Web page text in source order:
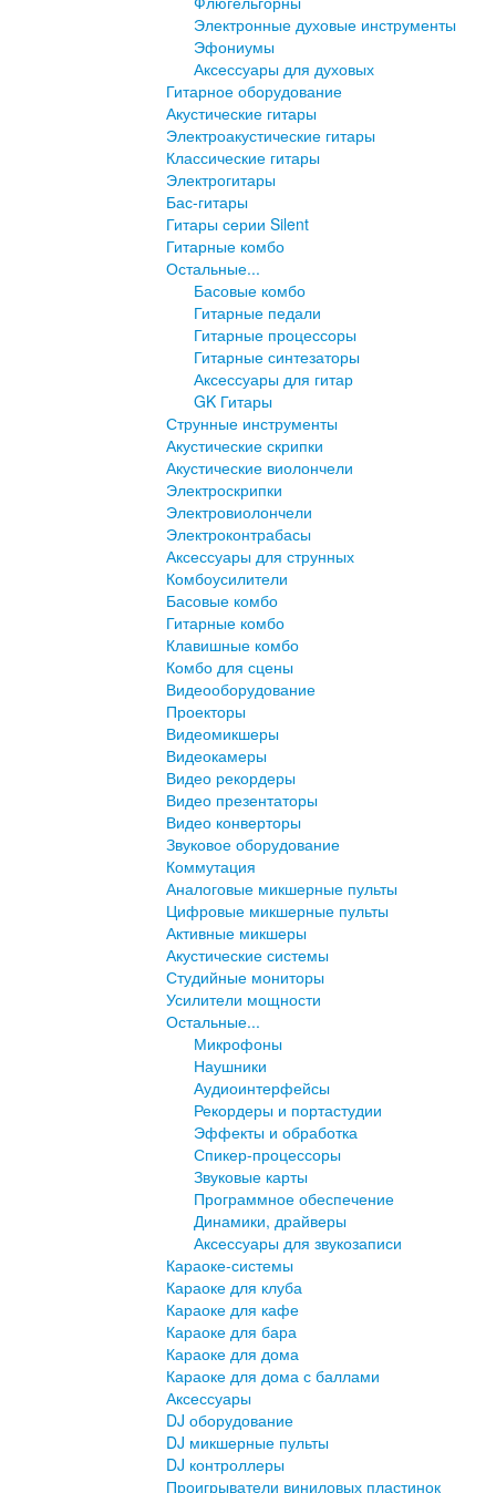
Электронные духовые инструменты
Эфониумы
Аксессуары для духовых
Гитарное оборудование
Акустические гитары
Электроакустические гитары
Классические гитары
Электрогитары
Бас-гитары
Гитары серии Silent
Гитарные комбо
Остальные...
Басовые комбо
Гитарные педали
Гитарные процессоры
Гитарные синтезаторы
Аксессуары для гитар
GK Гитары
Струнные инструменты
Акустические скрипки
Акустические виолончели
Электроскрипки
Электровиолончели
Электроконтрабасы
Аксессуары для струнных
Комбоусилители
Басовые комбо
Гитарные комбо
Клавишные комбо
Комбо для сцены
Видеооборудование
Проекторы
Видеомикшеры
Видеокамеры
Видео рекордеры
Видео презентаторы
Видео конверторы
Звуковое оборудование
Коммутация
Аналоговые микшерные пульты
Цифровые микшерные пульты
Активные микшеры
Акустические системы
Студийные мониторы
Усилители мощности
Остальные...
Микрофоны
Наушники
Аудиоинтерфейсы
Рекордеры и портастудии
Эффекты и обработка
Спикер-процессоры
Звуковые карты
Программное обеспечение
Динамики, драйверы
Аксессуары для звукозаписи
Караоке-системы
Караоке для клуба
Караоке для кафе
Караоке для бара
Караоке для дома
Караоке для дома с баллами
Аксессуары
DJ оборудование
DJ микшерные пульты
DJ контроллеры
Проигрыватели виниловых пластинок